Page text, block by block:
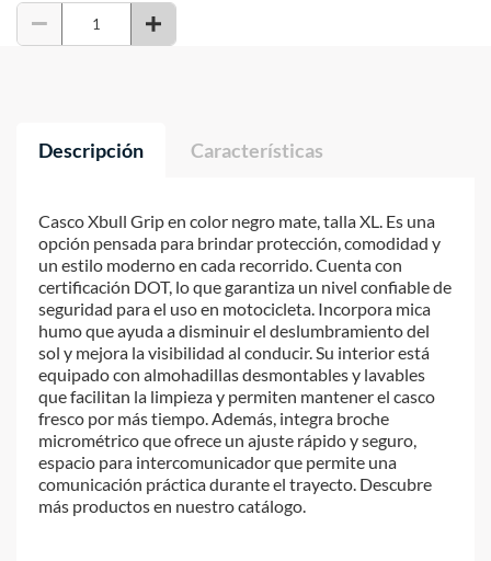
Descripción Características
Casco Xbull Grip en color negro mate, talla XL. Es una
opción pensada para brindar protección, comodidad y
un estilo moderno en cada recorrido. Cuenta con
certificación DOT, lo que garantiza un nivel confiable de
seguridad para el uso en motocicleta. Incorpora mica
humo que ayuda a disminuir el deslumbramiento del
sol y mejora la visibilidad al conducir. Su interior está
equipado con almohadillas desmontables y lavables
que facilitan la limpieza y permiten mantener el casco
fresco por más tiempo. Además, integra broche
micrométrico que ofrece un ajuste rápido y seguro,
espacio para intercomunicador que permite una
comunicación práctica durante el trayecto. Descubre
más productos en nuestro catálogo.